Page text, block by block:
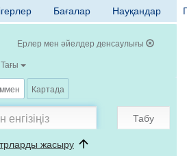
Бағалар Науқандар
Ерлер мен әйелдер денсаулығы
Тағы
Картада
Табу
жасыру